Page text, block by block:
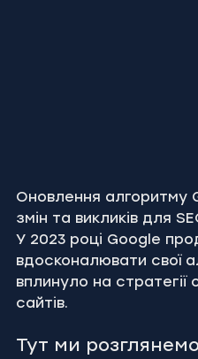
Оновлення алгоритму
змін та викликів для
У 2023 році Google
вдосконалювати свої
вплинуло на стратегії
сайтів.
Тут ми